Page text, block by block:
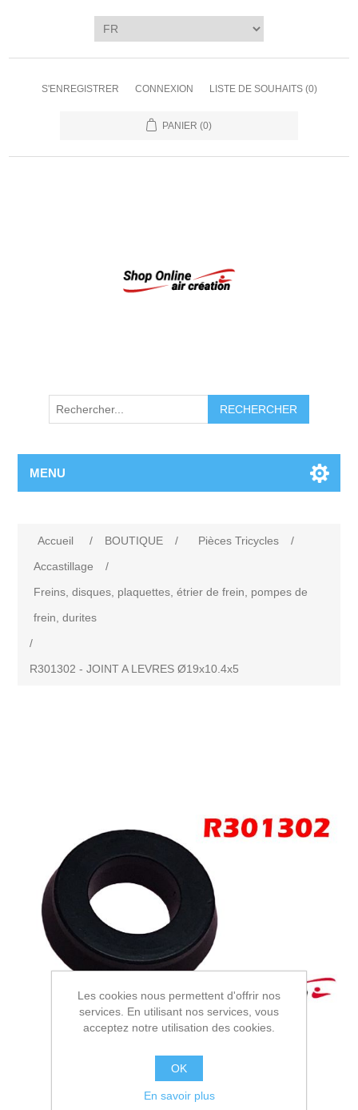
S'ENREGISTRER CONNEXION LISTE DE SOUHAITS (0)
PANIER (0)
RECHERCHER
MENU
Accueil / BOUTIQUE / Pièces Tricycles
/
Accastillage
/
Freins, disques, plaquettes, étrier de frein, pompes de
frein, durites
/
R301302 - JOINT A LEVRES Ø19x10.4x5
Les cookies nous permettent d'offrir nos
services. En utilisant nos services, vous
acceptez notre utilisation des cookies.
OK
En savoir plus